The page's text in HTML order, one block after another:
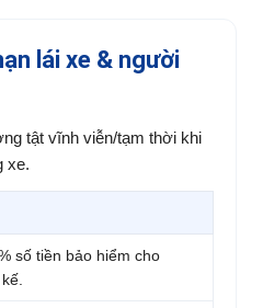
lái xe & người
tật vĩnh viễn/tạm thời khi
xe.
số tiền bảo hiểm cho